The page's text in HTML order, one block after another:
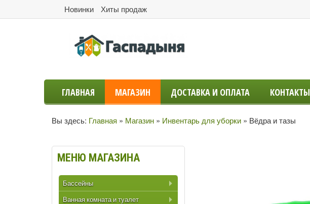
Новинки Хиты продаж
ГЛАВНАЯ МАГАЗИН ДОСТАВКА И ОПЛАТА КОНТАКТЫ
Вы здесь: Главная » Магазин » Инвентарь для уборки » Вёдра и тазы
МЕНЮ МАГАЗИНА
Бассейны
Ванная комната и туалет